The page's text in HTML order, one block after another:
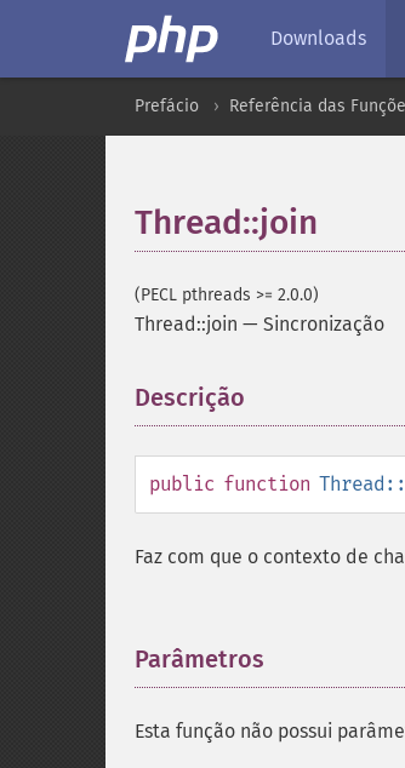
Downloads
Prefácio Referência das
Thread::join
(PECL pthreads >= 2.0.0)
Thread::join — Sincronização
Descrição
public function
Faz com que o contexto de
Parâmetros
Esta função não possui